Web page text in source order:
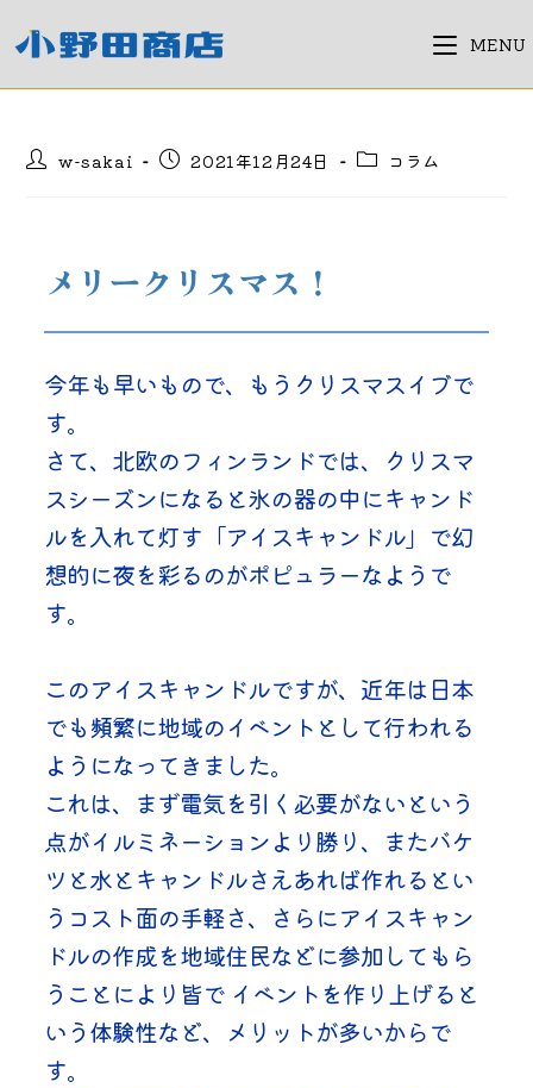
ン
MENU
投
w-sakai
投
2021年12月24日
投
コラム
メリークリスマス！
今年も早いもので、もうクリスマスイブで
す。
さて、北欧のフィンランドでは、クリスマ
スシーズンになると氷の器の中にキャンド
ルを入れて灯す「アイスキャンドル」で幻
想的に夜を彩るのがポピュラーなようで
す。
このアイスキャンドルですが、近年は日本
でも頻繁に地域のイベントとして行われる
ようになってきました。
これは、まず電気を引く必要がないという
点がイルミネーションより勝り、またバケ
ツと水とキャンドルさえあれば作れるとい
うコスト面の手軽さ、さらにアイスキャン
ドルの作成を地域住民などに参加してもら
うことにより皆で イベントを作り上げると
いう体験性など、メリットが多いからで
す。